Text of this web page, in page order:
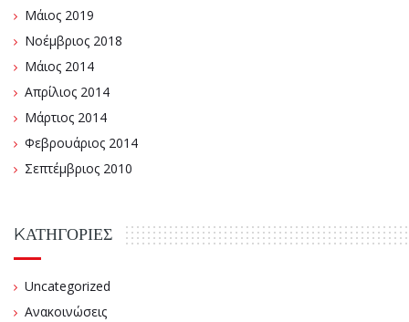
Μάιος 2019
Νοέμβριος 2018
Μάιος 2014
Απρίλιος 2014
Μάρτιος 2014
Φεβρουάριος 2014
Σεπτέμβριος 2010
KΑΤΗΓΟΡΊΕΣ
Uncategorized
Ανακοινώσεις